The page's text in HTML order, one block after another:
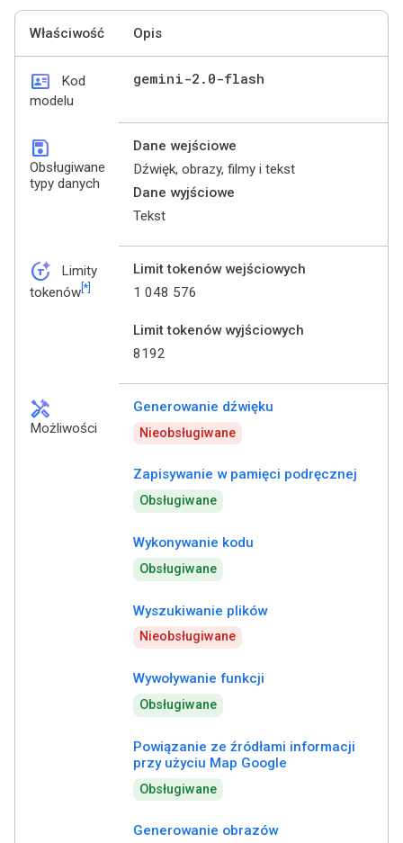
Właściwość Opis
id_card
Kod
modelu
gemini-2 . 0-flash
save
Obsługiwane
typy danych
Dane wejściowe
Dźwięk, obrazy, filmy i tekst
Dane wyjściowe
Tekst
token_auto
Limity
tokenów[*]
Limit tokenów wejściowych
1 048 576
Limit tokenów wyjściowych
8192
handyman
Możliwości
Generowanie dźwięku
Nieobsługiwane
Zapisywanie w pamięci podręcznej
Obsługiwane
Wykonywanie kodu
Obsługiwane
Wyszukiwanie plików
Nieobsługiwane
Wywoływanie funkcji
Obsługiwane
Powiązanie ze źródłami informacji
przy użyciu Map Google
Obsługiwane
Generowanie obrazów